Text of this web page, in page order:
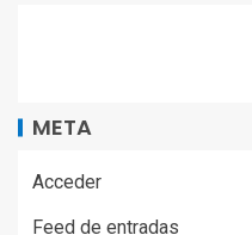
META
Acceder
Feed de entradas